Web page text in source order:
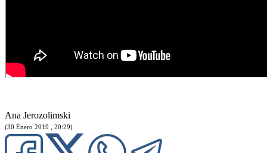
Ana Jerozolimski
(30 Enero 2019 , 20:29)